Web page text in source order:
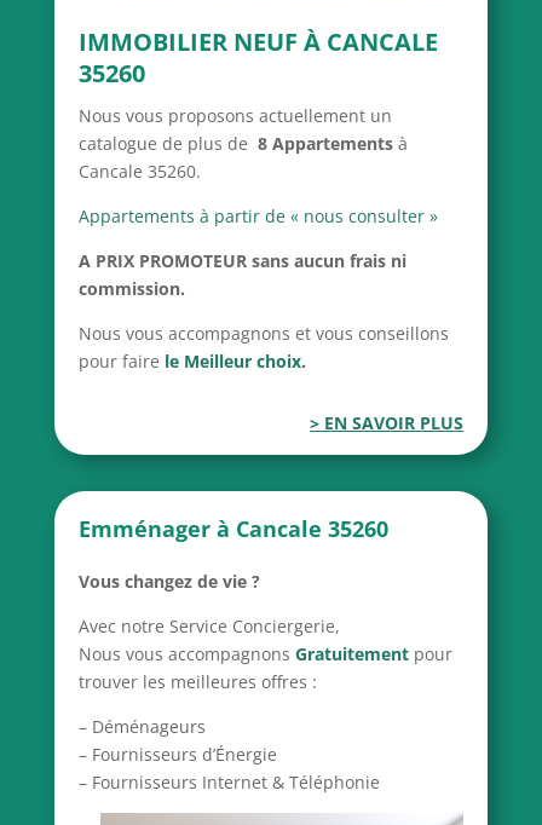
IMMOBILIER NEUF À CANCALE
35260
Nous vous proposons actuellement un
catalogue de plus de 8 Appartements à
Cancale 35260.
Appartements à partir de « nous consulter »
A PRIX PROMOTEUR sans aucun frais ni
commission.
Nous vous accompagnons et vous conseillons
pour faire le Meilleur choix.
> EN SAVOIR PLUS
Emménager à Cancale 35260
Vous changez de vie ?
Avec notre Service Conciergerie,
Nous vous accompagnons Gratuitementpour
trouver les meilleures offres :
– Déménageurs
– Fournisseurs d’Énergie
– Fournisseurs Internet & Téléphonie